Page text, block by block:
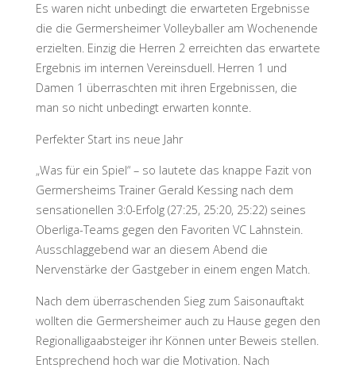
Es waren nicht unbedingt die erwarteten Ergebnisse
die die Germersheimer Volleyballer am Wochenende
erzielten. Einzig die Herren 2 erreichten das erwartete
Ergebnis im internen Vereinsduell. Herren 1 und
Damen 1 überraschten mit ihren Ergebnissen, die
man so nicht unbedingt erwarten konnte.
Perfekter Start ins neue Jahr
„Was für ein Spiel“ – so lautete das knappe Fazit von
Germersheims Trainer Gerald Kessing nach dem
sensationellen 3:0-Erfolg (27:25, 25:20, 25:22) seines
Oberliga-Teams gegen den Favoriten VC Lahnstein.
Ausschlaggebend war an diesem Abend die
Nervenstärke der Gastgeber in einem engen Match.
Nach dem überraschenden Sieg zum Saisonauftakt
wollten die Germersheimer auch zu Hause gegen den
Regionalligaabsteiger ihr Können unter Beweis stellen.
Entsprechend hoch war die Motivation. Nach